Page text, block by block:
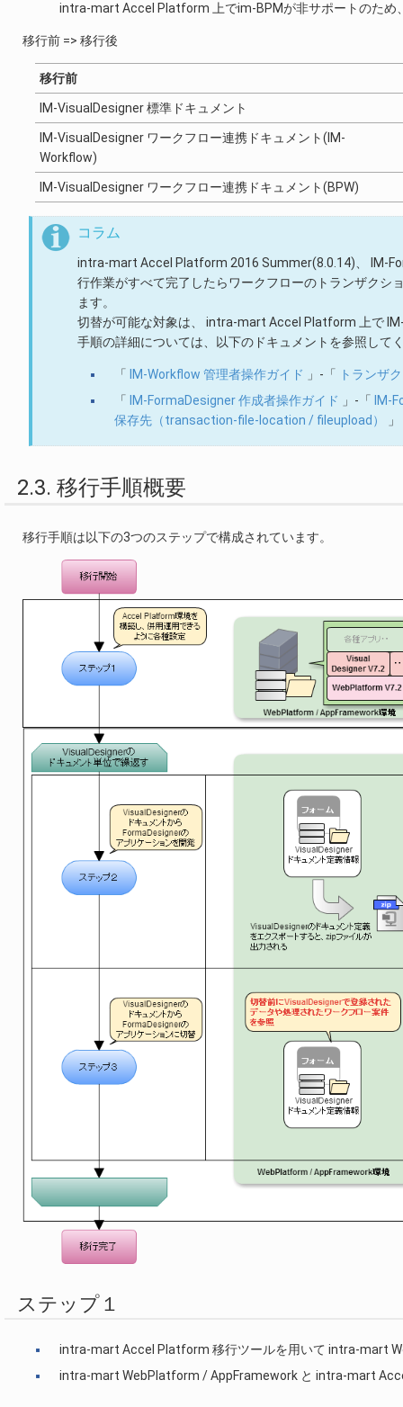
intra-mart Accel Platform 上でim-BPMが非サポートのた
移行前 => 移行後
移行前
IM-VisualDesigner 標準ドキュメント
IM-VisualDesigner ワークフロー連携ドキュメント(IM-
Workflow)
IM-VisualDesigner ワークフロー連携ドキュメント(BPW)
コラム
intra-mart Accel Platform 2016 Summer(8.0.14)、 IM-
行作業がすべて完了したらワークフローのトランザクシ
ます。
切替が可能な対象は、 intra-mart Accel Platform 上で
手順の詳細については、以下のドキュメントを参照して
「 IM-Workflow 管理者操作ガイド 」-「
トランザ
「
IM-FormaDesigner 作成者操作ガイド 」-「
IM-
保存先（transaction-file-location / fileupload）
」
2.3. 移行手順概要
移行手順は以下の3つのステップで構成されています。
ステップ１
intra-mart Accel Platform 移行ツールを用いて intra-mart
intra-mart WebPlatform / AppFramework と intra-mart